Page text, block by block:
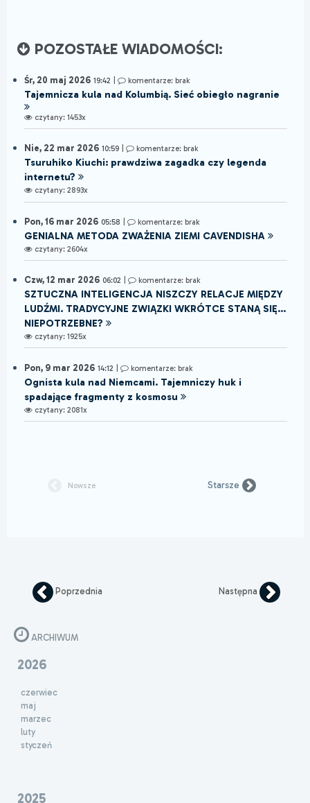
POZOSTAŁE WIADOMOŚCI:
Śr, 20 maj 2026 19:42 komentarze: brak
Tajemnicza kula nad Kolumbią. Sieć obiegło nagranie
czytany: 1453x
Nie, 22 mar 2026 10:59 komentarze: brak
Tsuruhiko Kiuchi: prawdziwa zagadka czy legenda
internetu?
czytany: 2893x
Pon, 16 mar 2026 05:58 komentarze: brak
GENIALNA METODA ZWAŻENIA ZIEMI CAVENDISHA
czytany: 2604x
Czw, 12 mar 2026 06:02 komentarze: brak
SZTUCZNA INTELIGENCJA NISZCZY RELACJE MIĘDZY
LUDŹMI. TRADYCYJNE ZWIĄZKI WKRÓTCE STANĄ SIĘ...
NIEPOTRZEBNE?
czytany: 1925x
Pon, 9 mar 2026 14:12 komentarze: brak
Ognista kula nad Niemcami. Tajemniczy huk i
spadające fragmenty z kosmosu
czytany: 2081x
Nowsze Starsze
Poprzednia Następna
ARCHIWUM
2026
czerwiec
maj
marzec
luty
styczeń
2025